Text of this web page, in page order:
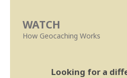
WATCH
How Geocaching Works
Looking for a